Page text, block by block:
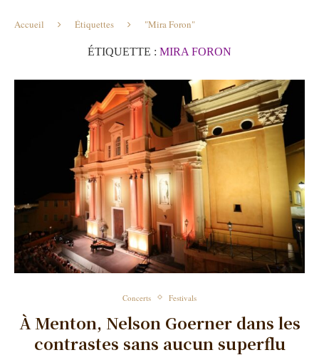
Accueil Étiquettes "Mira Foron"
ÉTIQUETTE : MIRA FORON
Concerts Festivals
À Menton, Nelson Goerner dans les
contrastes sans aucun superflu